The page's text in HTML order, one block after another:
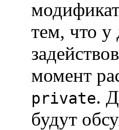
тем, что у
момент
private.
будут